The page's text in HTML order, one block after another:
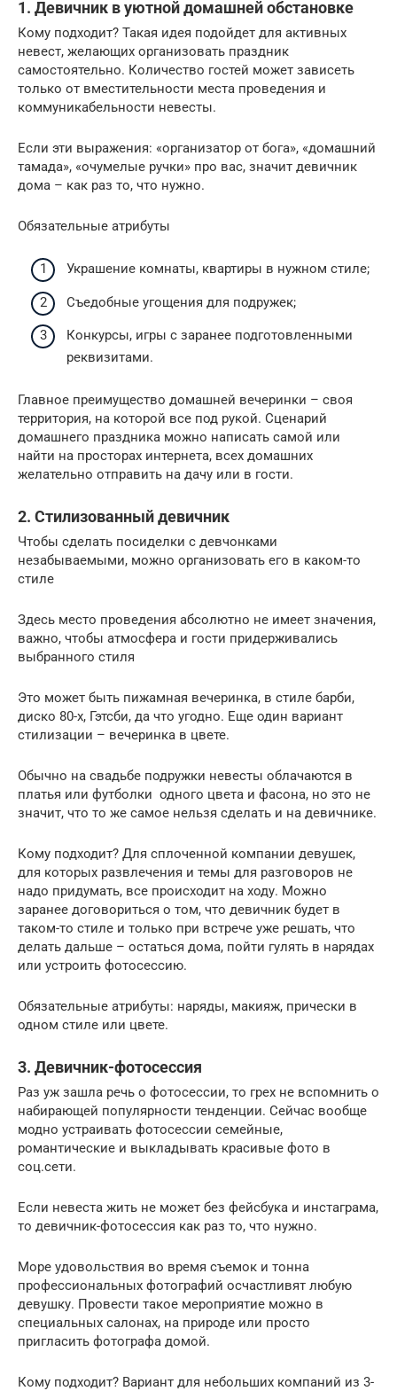
1. Девичник в уютной домашней обстановке
Кому подходит? Такая идея подойдет для активных
невест, желающих организовать праздник
самостоятельно. Количество гостей может зависеть
только от вместительности места проведения и
коммуникабельности невесты.
Если эти выражения: «организатор от бога», «домашний
тамада», «очумелые ручки» про вас, значит девичник
дома – как раз то, что нужно.
Обязательные атрибуты
Украшение комнаты, квартиры в нужном стиле;
Съедобные угощения для подружек;
Конкурсы, игры с заранее подготовленными
реквизитами.
Главное преимущество домашней вечеринки – своя
территория, на которой все под рукой. Сценарий
домашнего праздника можно написать самой или
найти на просторах интернета, всех домашних
желательно отправить на дачу или в гости.
2. Стилизованный девичник
Чтобы сделать посиделки с девчонками
незабываемыми, можно организовать его в каком-то
стиле
Здесь место проведения абсолютно не имеет значения,
важно, чтобы атмосфера и гости придерживались
выбранного стиля
Это может быть пижамная вечеринка, в стиле барби,
диско 80-х, Гэтсби, да что угодно. Еще один вариант
стилизации – вечеринка в цвете.
Обычно на свадьбе подружки невесты облачаются в
платья или футболки одного цвета и фасона, но это не
значит, что то же самое нельзя сделать и на девичнике.
Кому подходит? Для сплоченной компании девушек,
для которых развлечения и темы для разговоров не
надо придумать, все происходит на ходу. Можно
заранее договориться о том, что девичник будет в
таком-то стиле и только при встрече уже решать, что
делать дальше – остаться дома, пойти гулять в нарядах
или устроить фотосессию.
Обязательные атрибуты: наряды, макияж, прически в
одном стиле или цвете.
3. Девичник-фотосессия
Раз уж зашла речь о фотосессии, то грех не вспомнить о
набирающей популярности тенденции. Сейчас вообще
модно устраивать фотосессии семейные,
романтические и выкладывать красивые фото в
соц.сети.
Если невеста жить не может без фейсбука и инстаграма,
то девичник-фотосессия как раз то, что нужно.
Море удовольствия во время съемок и тонна
профессиональных фотографий осчастливят любую
девушку. Провести такое мероприятие можно в
специальных салонах, на природе или просто
пригласить фотографа домой.
Кому подходит? Вариант для небольших компаний из 3-